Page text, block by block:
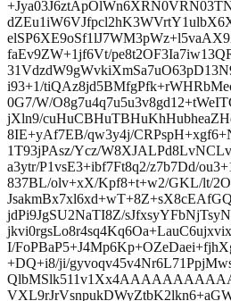
faEv9ZW+1jf6Vt/
i93+1/
0G7/W/
jXln9/
8IE+yAf7EB/qw3y4j/
1T93jPAsz/Ycz/
a3ytr/P1vsE3+ibf7Ft8q2/z7b7Dd/
837BL/olv+xX/Kpf8+t+w2/GKL/lt/
jdPi9JgSU2NaTI8Z/
I/
+DQ+i8/ji/